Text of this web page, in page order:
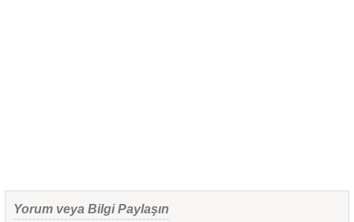
Yorum veya Bilgi Paylaşın